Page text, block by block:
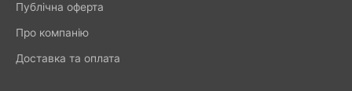
Публічна оферта
Про компанію
Доставка та оплата